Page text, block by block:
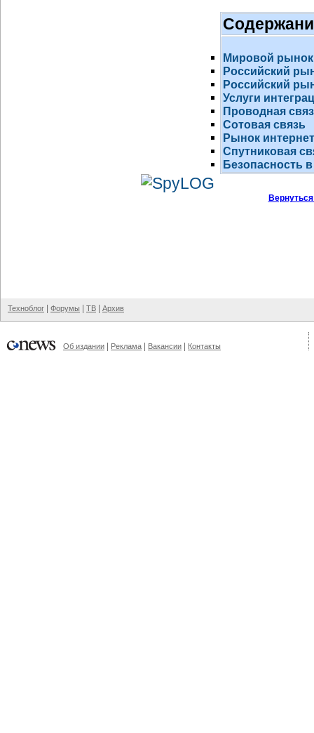
Мировой рынок
Российский
Российский
Услуги
Проводная
Сотовая связь
Рынок
Спутниковая
Безопасность
Техноблог Форумы ТВ Архив
Об издании Реклама Вакансии Контакты